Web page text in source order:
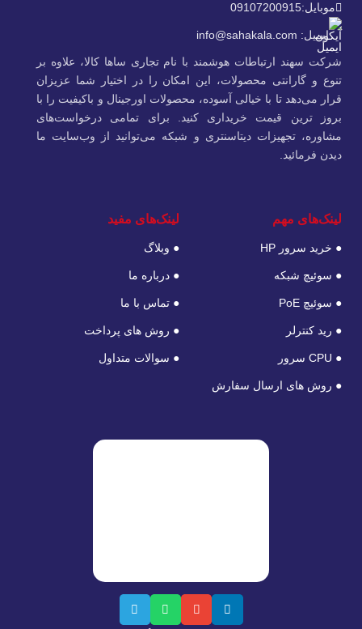
موبایل:09107200915
ایمیل: info@sahakala.com
شرکت سهند ارتباطات هوشمند با نام تجاری ساها کالا، علاوه‌ بر
تنوع و گارانتی محصولات، این امکان را در اختیار شما عزیزان
قرار می‌دهد تا با خیالی آسوده، محصولات اورجینال و باکیفیت را با
بروز ترین قیمت خریداری کنید. برای تمامی درخواست‌های
مشاوره، تجهیزات دیتاسنتری و شبکه می‌توانید از وب‌سایت ما
دیدن فرمائید.
لینک‌های مهم
● خرید سرور HP
● سوئیچ شبکه
● سوئیچ PoE
● رید کنترلر
● CPU سرور
● روش های ارسال سفارش
لینک‌های مفید
● وبلاگ
● درباره ما
● تماس با ما
● روش های پرداخت
● سوالات متداول